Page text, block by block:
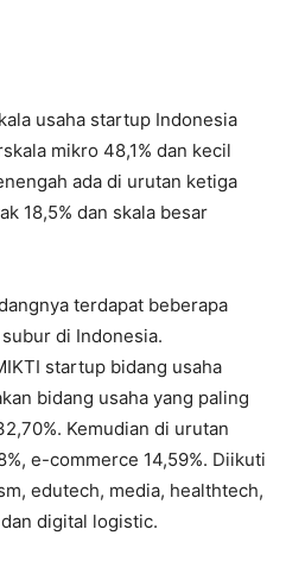
usaha startup Indonesia
mikro 48,1% dan kecil
ada di urutan ketiga
18,5% dan skala besar
terdapat beberapa
di Indonesia.
startup bidang usaha
bidang usaha yang paling
Kemudian di urutan
e-commerce 14,59%. Diikuti
edutech, media, healthtech,
digital logistic.